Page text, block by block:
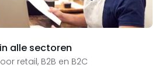
alle sectoren
retail, B2B en B2C